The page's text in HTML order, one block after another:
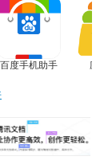
百度手机助手 应